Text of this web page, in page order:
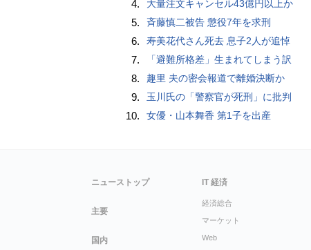
4. 大量注文キャンセル43億円以上か
5. 斉藤慎二被告 懲役7年を求刑
6. 寿美花代さん死去 息子2人が追悼
7. 「避難所格差」生まれてしまう訳
8. 趣里 夫の密会報道で離婚決断か
9. 玉川氏の「警察官が死刑」に批判
10. 女優・山本舞香 第1子を出産
ニューストップ
主要
国内
IT 経済
経済総合
マーケット
Web